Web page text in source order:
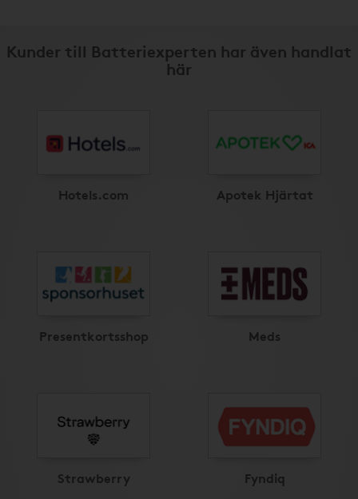
Kunder till Batteriexperten har även handlat
här
Hotels.com Apotek Hjärtat
Presentkortsshop Meds
Strawberry Fyndiq